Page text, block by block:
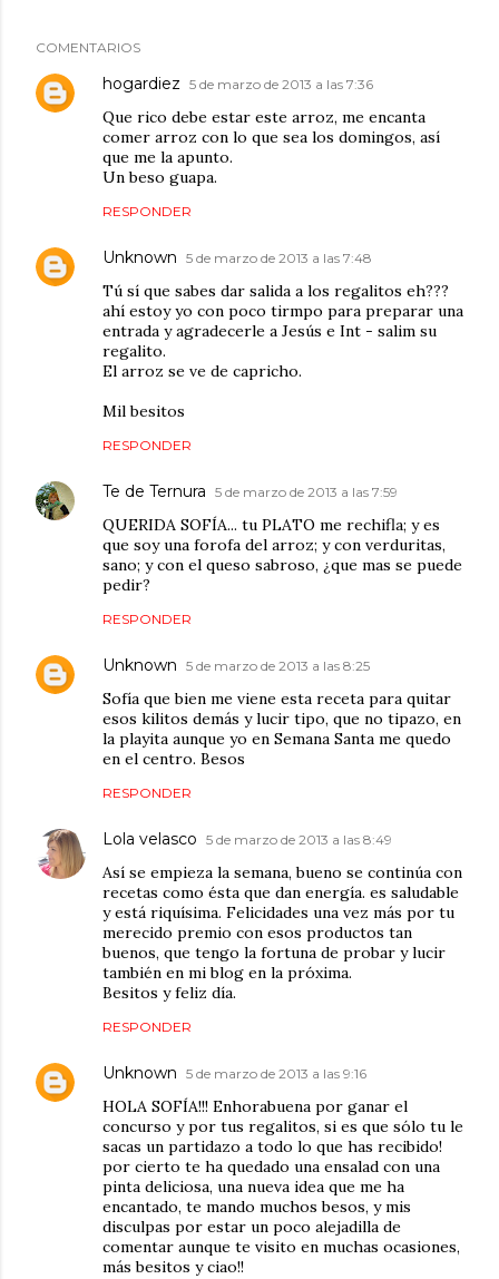
COMENTARIOS
hogardiez 5 de marzo de 2013 a las 7:36
Que rico debe estar este arroz, me encanta
comer arroz con lo que sea los domingos, así
que me la apunto.
Un beso guapa.
RESPONDER
Unknown 5 de marzo de 2013 a las 7:48
Tú sí que sabes dar salida a los regalitos eh???
ahí estoy yo con poco tirmpo para preparar una
entrada y agradecerle a Jesús e Int - salim su
regalito.
El arroz se ve de capricho.
Mil besitos
RESPONDER
Te de Ternura 5 de marzo de 2013 a las 7:59
QUERIDA SOFÍA... tu PLATO me rechifla; y es
que soy una forofa del arroz; y con verduritas,
sano; y con el queso sabroso, ¿que mas se puede
pedir?
RESPONDER
Unknown 5 de marzo de 2013 a las 8:25
Sofía que bien me viene esta receta para quitar
esos kilitos demás y lucir tipo, que no tipazo, en
la playita aunque yo en Semana Santa me quedo
en el centro. Besos
RESPONDER
Lola velasco 5 de marzo de 2013 a las 8:49
Así se empieza la semana, bueno se continúa con
recetas como ésta que dan energía. es saludable
y está riquísima. Felicidades una vez más por tu
merecido premio con esos productos tan
buenos, que tengo la fortuna de probar y lucir
también en mi blog en la próxima.
Besitos y feliz día.
RESPONDER
Unknown 5 de marzo de 2013 a las 9:16
HOLA SOFÍA!!! Enhorabuena por ganar el
concurso y por tus regalitos, si es que sólo tu le
sacas un partidazo a todo lo que has recibido!
por cierto te ha quedado una ensalad con una
pinta deliciosa, una nueva idea que me ha
encantado, te mando muchos besos, y mis
disculpas por estar un poco alejadilla de
comentar aunque te visito en muchas ocasiones,
más besitos y ciao!!